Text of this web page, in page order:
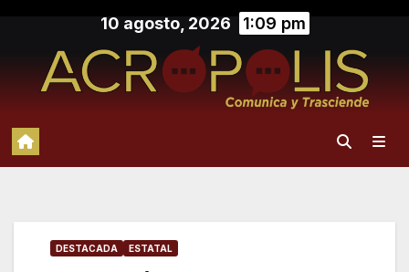
contenido
10 agosto, 2026 1:09 pm
DESTACADA ESTATAL